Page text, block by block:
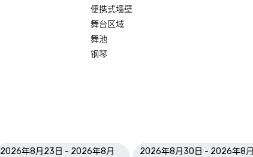
便携式墙壁
舞台区域
舞池
钢琴
2026年8月23日 - 2026年8月
2026年8月30日 - 2026年8月